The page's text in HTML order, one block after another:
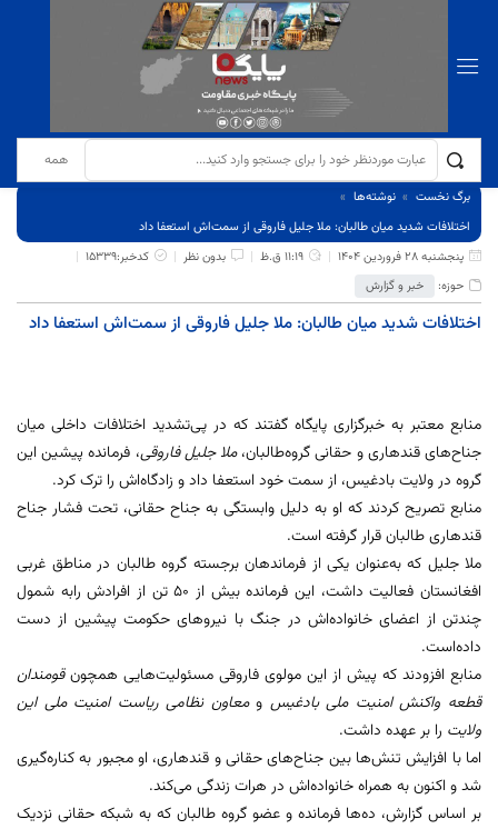
برگ نخست
نوشته‌ها
اختلافات شدید میان طالبان: ملا جلیل فاروقی از سمت‌اش استعفا داد
پنجشنبه 28 فروردین 1404
11:19 ق.ظ بدون نظر
کدخبر:15339
حوزه:
خبر و گزارش
اختلافات شدید میان طالبان: ملا جلیل فاروقی از سمت‌اش استعفا داد
منابع معتبر به خبرگزاری پایگاه گفتند که در پی‌تشدید اختلافات داخلی میان
جناح‌های قندهاری و حقانی گروه‌‌طالبان،ملا جلیل فاروقی، فرمانده پیشین این
گروه در ولایت بادغیس، از سمت خود استعفا داد و زادگاه‌اش را ترک کرد.
منابع تصریح کردند که او به دلیل وابستگی به جناح حقانی، تحت فشار جناح
قندهاری طالبان قرار گرفته است.
ملا جلیل که به‌عنوان یکی از فرماندهان برجسته گروه طالبان در مناطق غربی
افغانستان فعالیت داشت، این فرمانده بیش از ۵۰ تن از افرادش را‌به شمول
چندتن از اعضای خانواده‌اش در جنگ با نیروهای حکومت پیشین از دست
داده‌است.
منابع افزودند که پیش از این مولوی فاروقی مسئولیت‌هایی همچونقومندان
قطعه واکنش امنیت ملی بادغیس ومعاون نظامی ریاست امنیت ملی این
ولایت را بر عهده داشت.
اما با افزایش تنش‌ها بین جناح‌های حقانی و قندهاری، او مجبور به کناره‌گیری
شد و اکنون به همراه خانواده‌اش در هرات زندگی می‌کند.
بر اساس گزارش‌، ده‌ها فرمانده و عضو گروه طالبان که به شبکه حقانی نزدیک